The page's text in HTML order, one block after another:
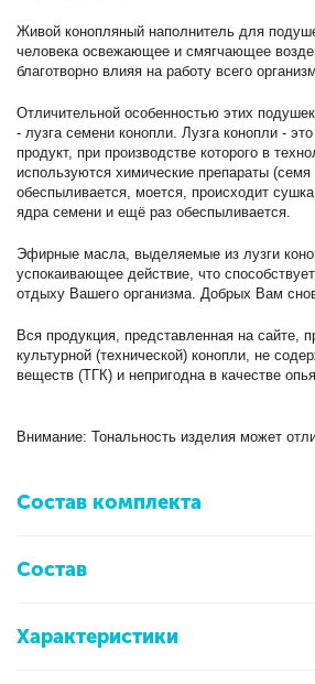
Живой конопляный наполнитель для
человека освежающее и смягчающее
благотворно влияя на работу всего
Отличительной особенностью этих
- лузга семени конопли. Лузга конопли -
продукт, при производстве которого в
используются химические препараты (семя
обеспыливается, моется, происходит
ядра семени и ещё раз обеспыливается.
Эфирные масла, выделяемые из лузги
успокаивающее действие, что
отдыху Вашего организма. Добрых Вам
Вся продукция, представленная на сайте,
культурной (технической) конопли, не
веществ (ТГК) и непригодна в качестве
Внимание: Тональность изделия может
Состав комплекта
Состав
Характеристики